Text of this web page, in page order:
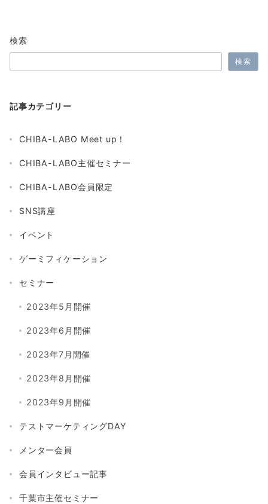
検索
検索
記事カテゴリー
CHIBA-LABO Meet up！
CHIBA-LABO主催セミナー
CHIBA-LABO会員限定
SNS講座
イベント
ゲーミフィケーション
セミナー
2023年5月開催
2023年6月開催
2023年7月開催
2023年8月開催
2023年9月開催
テストマーケティングDAY
メンター会員
会員インタビュー記事
千葉市主催セミナー